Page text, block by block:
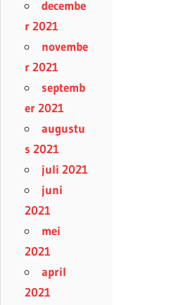
decembe
r 2021
novembe
r 2021
septemb
er 2021
augustu
s 2021
juli 2021
juni
2021
mei
2021
april
2021